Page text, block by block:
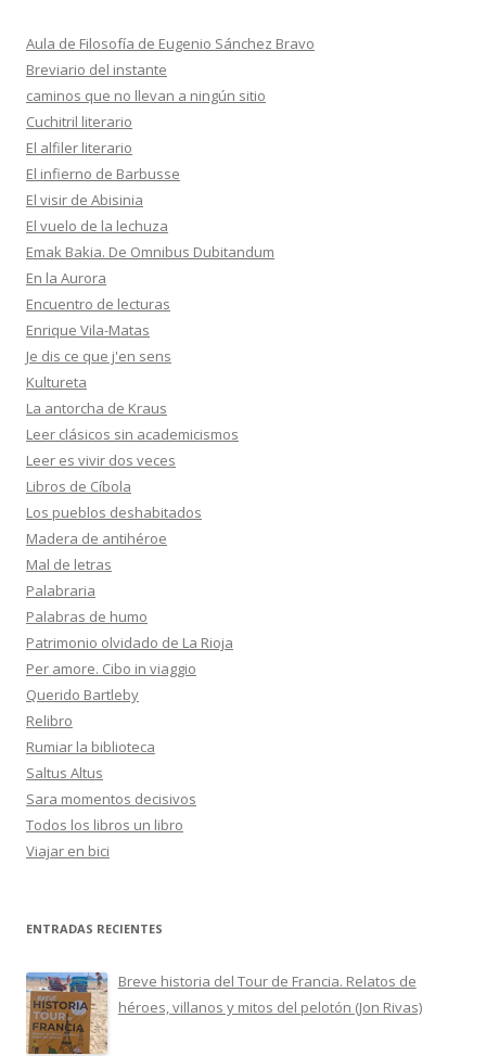
Aula de Filosofía de Eugenio Sánchez Bravo
Breviario del instante
caminos que no llevan a ningún sitio
Cuchitril literario
El alfiler literario
El infierno de Barbusse
El visir de Abisinia
El vuelo de la lechuza
Emak Bakia. De Omnibus Dubitandum
En la Aurora
Encuentro de lecturas
Enrique Vila-Matas
Je dis ce que j'en sens
Kultureta
La antorcha de Kraus
Leer clásicos sin academicismos
Leer es vivir dos veces
Libros de Cíbola
Los pueblos deshabitados
Madera de antihéroe
Mal de letras
Palabraria
Palabras de humo
Patrimonio olvidado de La Rioja
Per amore. Cibo in viaggio
Querido Bartleby
Relibro
Rumiar la biblioteca
Saltus Altus
Sara momentos decisivos
Todos los libros un libro
Viajar en bici
ENTRADAS RECIENTES
Breve historia del Tour de Francia. Relatos de
héroes, villanos y mitos del pelotón (Jon Rivas)